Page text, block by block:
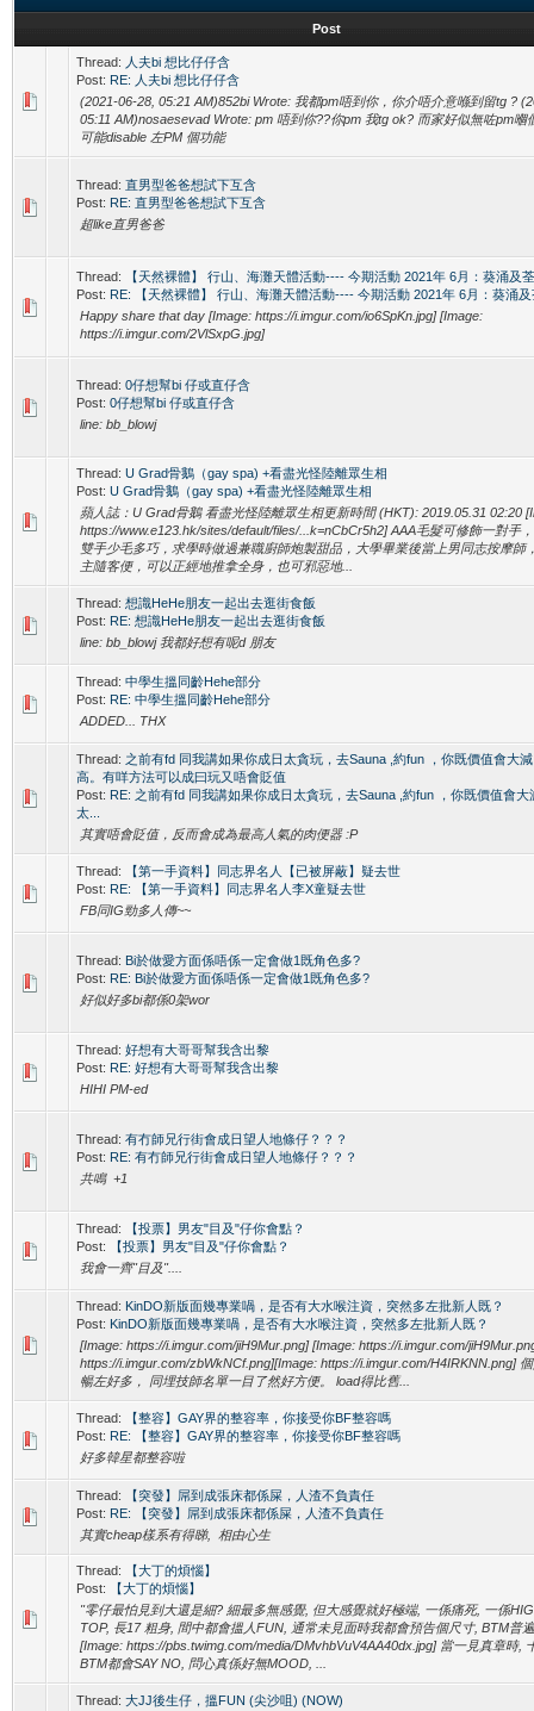
Post
Thread: 人夫bi 想比仔仔含
Post: RE: 人夫bi 想比仔仔含
(2021-06-28, 05:21 AM)852bi Wrote: 我都pm唔到你，你介唔介意喺到留tg ?
05:11 AM)nosaesevad Wrote: pm 唔到你??你pm 我tg ok? 而家好似無咗pm嗰
可能disable 左PM 個功能
Thread: 直男型爸爸想試下互含
Post: RE: 直男型爸爸想試下互含
超like直男爸爸
Thread:
【天然裸體】 行山、海灘天體活動---- 今期活動 2021年 6月：葵涌及
Post: RE: 【天然裸體】 行山、海灘天體活動---- 今期活動 2021年 6月：葵涌
Happy share that day [Image: https://i.imgur.com/io6SpKn.jpg] [Image:
https://i.imgur.com/2VlSxpG.jpg]
Thread: 0仔想幫bi 仔或直仔含
Post: 0仔想幫bi 仔或直仔含
line: bb_blowj
Thread: U Grad骨鵝（gay spa) +看盡光怪陸離眾生相
Post: U Grad骨鵝（gay spa) +看盡光怪陸離眾生相
蘋人誌：U Grad骨鵝 看盡光怪陸離眾生相更新時間 (HKT): 2019.05.31 02:20
https://www.e123.hk/sites/default/files/...k=nCbCr5h2] AAA毛髮可修飾一對手
雙手少毛多巧，求學時做過兼職廚師炮製甜品，大學畢業後當上男同志按摩師
主隨客便，可以正經地推拿全身，也可邪惡地...
Thread: 想識HeHe朋友一起出去逛街食飯
Post: RE: 想識HeHe朋友一起出去逛街食飯
line: bb_blowj 我都好想有呢d 朋友
Thread: 中學生搵同齡Hehe部分
Post: RE: 中學生搵同齡Hehe部分
ADDED... THX
Thread: 之前有fd 同我講如果你成日太貪玩，去Sauna ,約fun ，你既價值會大
高。有咩方法可以成曰玩又唔會貶值
Post: RE: 之前有fd 同我講如果你成日太貪玩，去Sauna ,約fun ，你既價值會大
太...
其實唔會貶值，反而會成為最高人氣的肉便器 :P
Thread:
【第一手資料】同志界名人【已被屏蔽】疑去世
Post: RE: 【第一手資料】同志界名人李X童疑去世
FB同IG勁多人傳~~
Thread: Bi於做愛方面係唔係一定會做1既角色多?
Post: RE: Bi於做愛方面係唔係一定會做1既角色多?
好似好多bi都係0架wor
Thread: 好想有大哥哥幫我含出黎
Post: RE: 好想有大哥哥幫我含出黎
HIHI PM-ed
Thread: 有冇師兄行街會成日望人地條仔？？？
Post: RE: 有冇師兄行街會成日望人地條仔？？？
共鳴 +1
Thread:
【投票】男友"目及"仔你會點？
Post:
【投票】男友"目及"仔你會點？
我會一齊"目及"....
Thread: KinDO新版面幾專業喎，是否有大水喉注資，突然多左批新人既？
Post: KinDO新版面幾專業喎，是否有大水喉注資，突然多左批新人既？
[Image: https://i.imgur.com/jiH9Mur.png] [Image: https://i.imgur.com/
https://i.imgur.com/zbWkNCf.png][Image: https://i.imgur.com/H4IRKNN.png]
暢左好多， 同埋技師名單一目了然好方便。 load得比舊...
Thread:
【整容】GAY界的整容率，你接受你BF整容嗎
Post: RE: 【整容】GAY界的整容率，你接受你BF整容嗎
好多韓星都整容啦
Thread:
【突發】屌到成張床都係屎，人渣不負責任
Post: RE: 【突發】屌到成張床都係屎，人渣不負責任
其實cheap樣系有得睇, 相由心生
Thread:
【大丁的煩惱】
Post:
【大丁的煩惱】
"零仔最怕見到大還是細? 細最多無感覺, 但大感覺就好極端, 一係痛死, 一係
TOP, 長17 粗身, 間中都會搵人FUN, 通常未見面時我都會預告個尺寸, BTM普
[Image: https://pbs.twimg.com/media/DMvhbVuV4AA40dx.jpg] 當一見真章時,
BTM都會SAY NO, 問心真係好無MOOD, ...
Thread: 大JJ後生仔，搵FUN (尖沙咀) (NOW)